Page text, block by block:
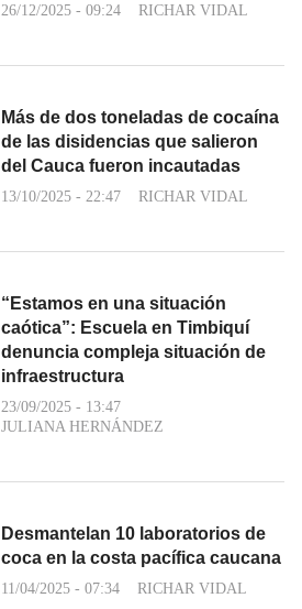
26/12/2025 - 09:24 RICHAR VIDAL
Más de dos toneladas de cocaína
de las disidencias que salieron
del Cauca fueron incautadas
13/10/2025 - 22:47 RICHAR VIDAL
“Estamos en una situación
caótica”: Escuela en Timbiquí
denuncia compleja situación de
infraestructura
23/09/2025 - 13:47
JULIANA HERNÁNDEZ
Desmantelan 10 laboratorios de
coca en la costa pacífica caucana
11/04/2025 - 07:34 RICHAR VIDAL